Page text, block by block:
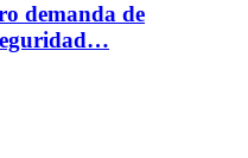
demanda de